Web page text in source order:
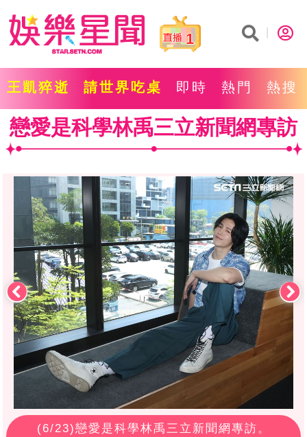
1
王凱猝逝 請世界吃桌 即時 熱門 熱搜
戀愛是科學林禹三立新聞網專訪
(6/23)戀愛是科學林禹三立新聞網專訪。